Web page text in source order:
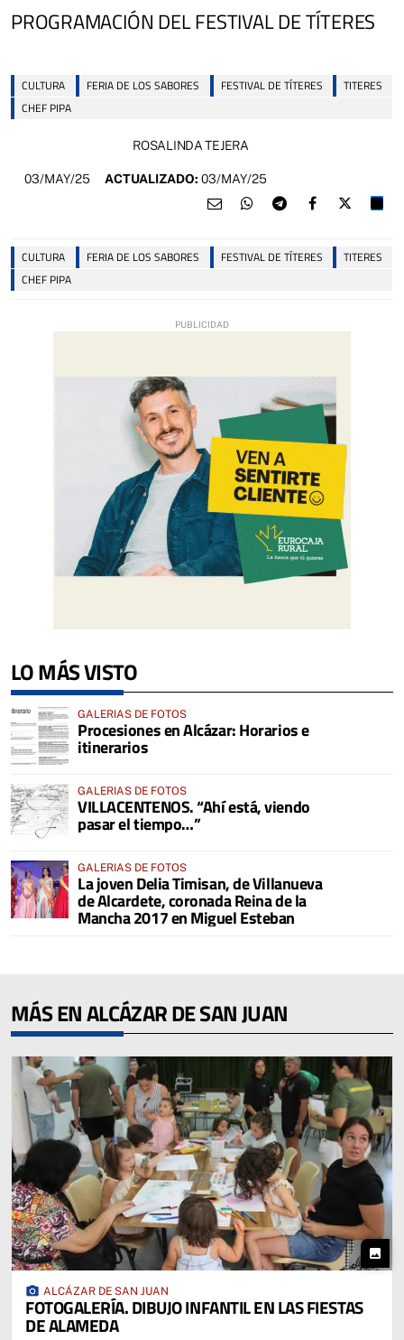
PROGRAMACIÓN DEL FESTIVAL DE TÍTERES
CULTURA FERIA DE LOS SABORES FESTIVAL DE TÍTERES
TITERES
CHEF PIPA
ROSALINDA TEJERA
03/MAY/25 ACTUALIZADO: 03/MAY/25
CULTURA FERIA DE LOS SABORES FESTIVAL DE TÍTERES
TITERES
CHEF PIPA
LO MÁS VISTO
GALERIAS DE FOTOS
Procesiones en Alcázar: Horarios e
itinerarios
GALERIAS DE FOTOS
VILLACENTENOS. “Ahí está, viendo
pasar el tiempo…”
GALERIAS DE FOTOS
La joven Delia Timisan, de Villanueva
de Alcardete, coronada Reina de la
Mancha 2017 en Miguel Esteban
MÁS EN ALCÁZAR DE SAN JUAN
photo
photo_camera ALCÁZAR DE SAN JUAN
FOTOGALERÍA. DIBUJO INFANTIL EN LAS FIESTAS
DE ALAMEDA